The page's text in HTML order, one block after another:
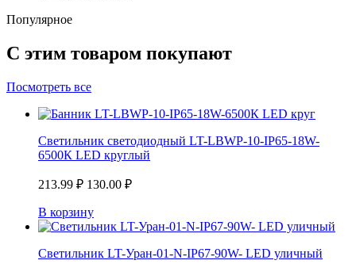
Популярное
С этим товаром покупают
Посмотреть все
Светильник светодиодный LT-LBWP-10-IP65-18W-
6500К LED круглый
213.99 ₽ 130.00 ₽
В корзину
Светильник LT-Уран-01-N-IP67-90W- LED уличный